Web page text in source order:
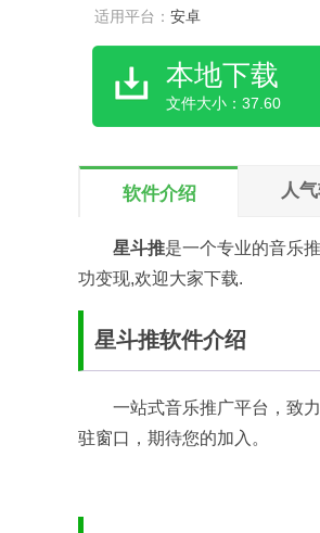
适用平台： 安卓
本地下载
文件大小：37.60
软件介绍 人
星斗推是一个专业的音乐
功变现,欢迎大家下载.
星斗推软件介绍
一站式音乐推广平台，致
驻窗口，期待您的加入。